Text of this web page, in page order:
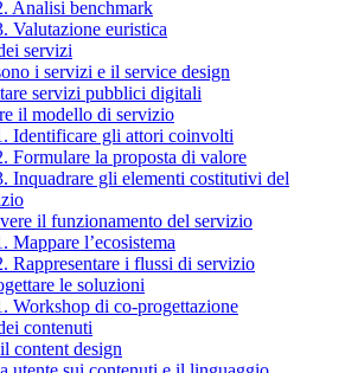
Analisi benchmark
Valutazione euristica
servizi
i servizi e il service design
servizi pubblici digitali
il modello di servizio
Identificare gli attori coinvolti
Formulare la proposta di valore
Inquadrare gli elementi costitutivi del
il funzionamento del servizio
Mappare l’ecosistema
Rappresentare i flussi di servizio
le soluzioni
Workshop di co-progettazione
contenuti
content design